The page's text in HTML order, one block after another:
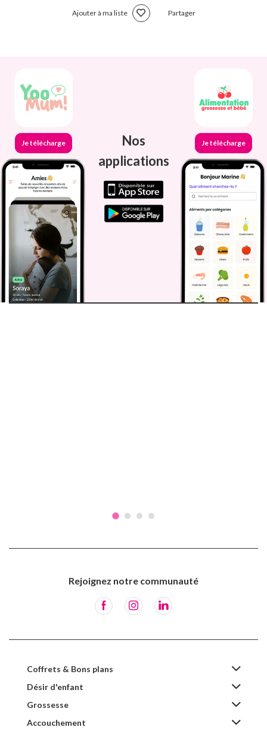
Ajouter à ma liste Partager
Je télécharge
Nos
applications
Je télécharge
Rejoignez notre communauté
Coffrets & Bons plans
Désir d'enfant
Grossesse
Accouchement